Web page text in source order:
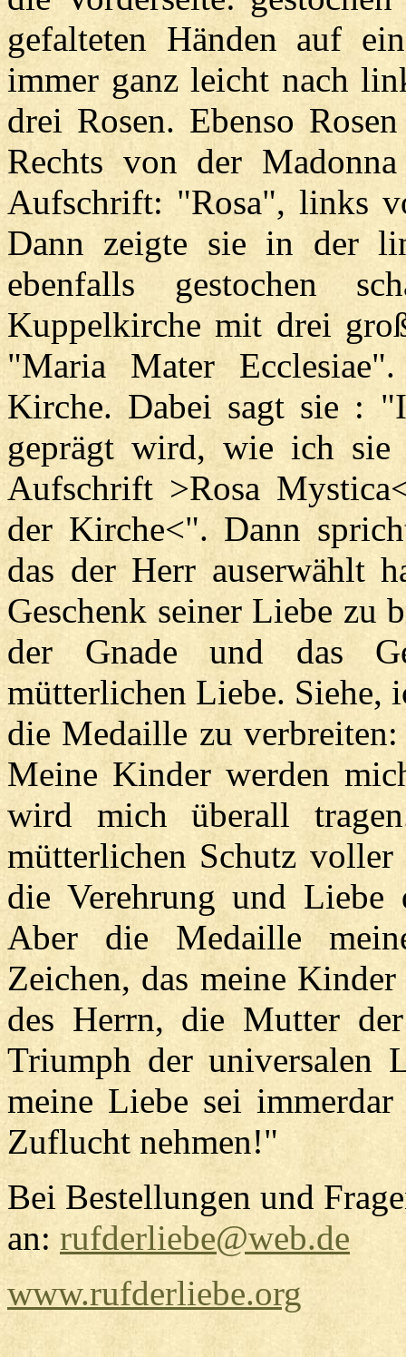
gefalteten Händen auf
immer ganz leicht nach
drei Rosen. Ebenso
Rechts von der
Aufschrift: "Rosa", links
Dann zeigte sie in der
ebenfalls gestochen
Kuppelkirche mit drei
"Maria Mater
Kirche. Dabei sagt sie :
geprägt wird, wie ich
Aufschrift >Rosa
der Kirche<". Dann
das der Herr auserwählt
Geschenk seiner Liebe zu
der Gnade und das
mütterlichen Liebe. Siehe,
die Medaille zu
Meine Kinder werden
wird mich überall
mütterlichen Schutz
die Verehrung und Liebe
Aber die Medaille
Zeichen, das meine
des Herrn, die Mutter
Triumph der universalen
meine Liebe sei
Zuflucht nehmen!"
Bei Bestellungen und
an: rufderliebe@web.de
www.rufderliebe.org